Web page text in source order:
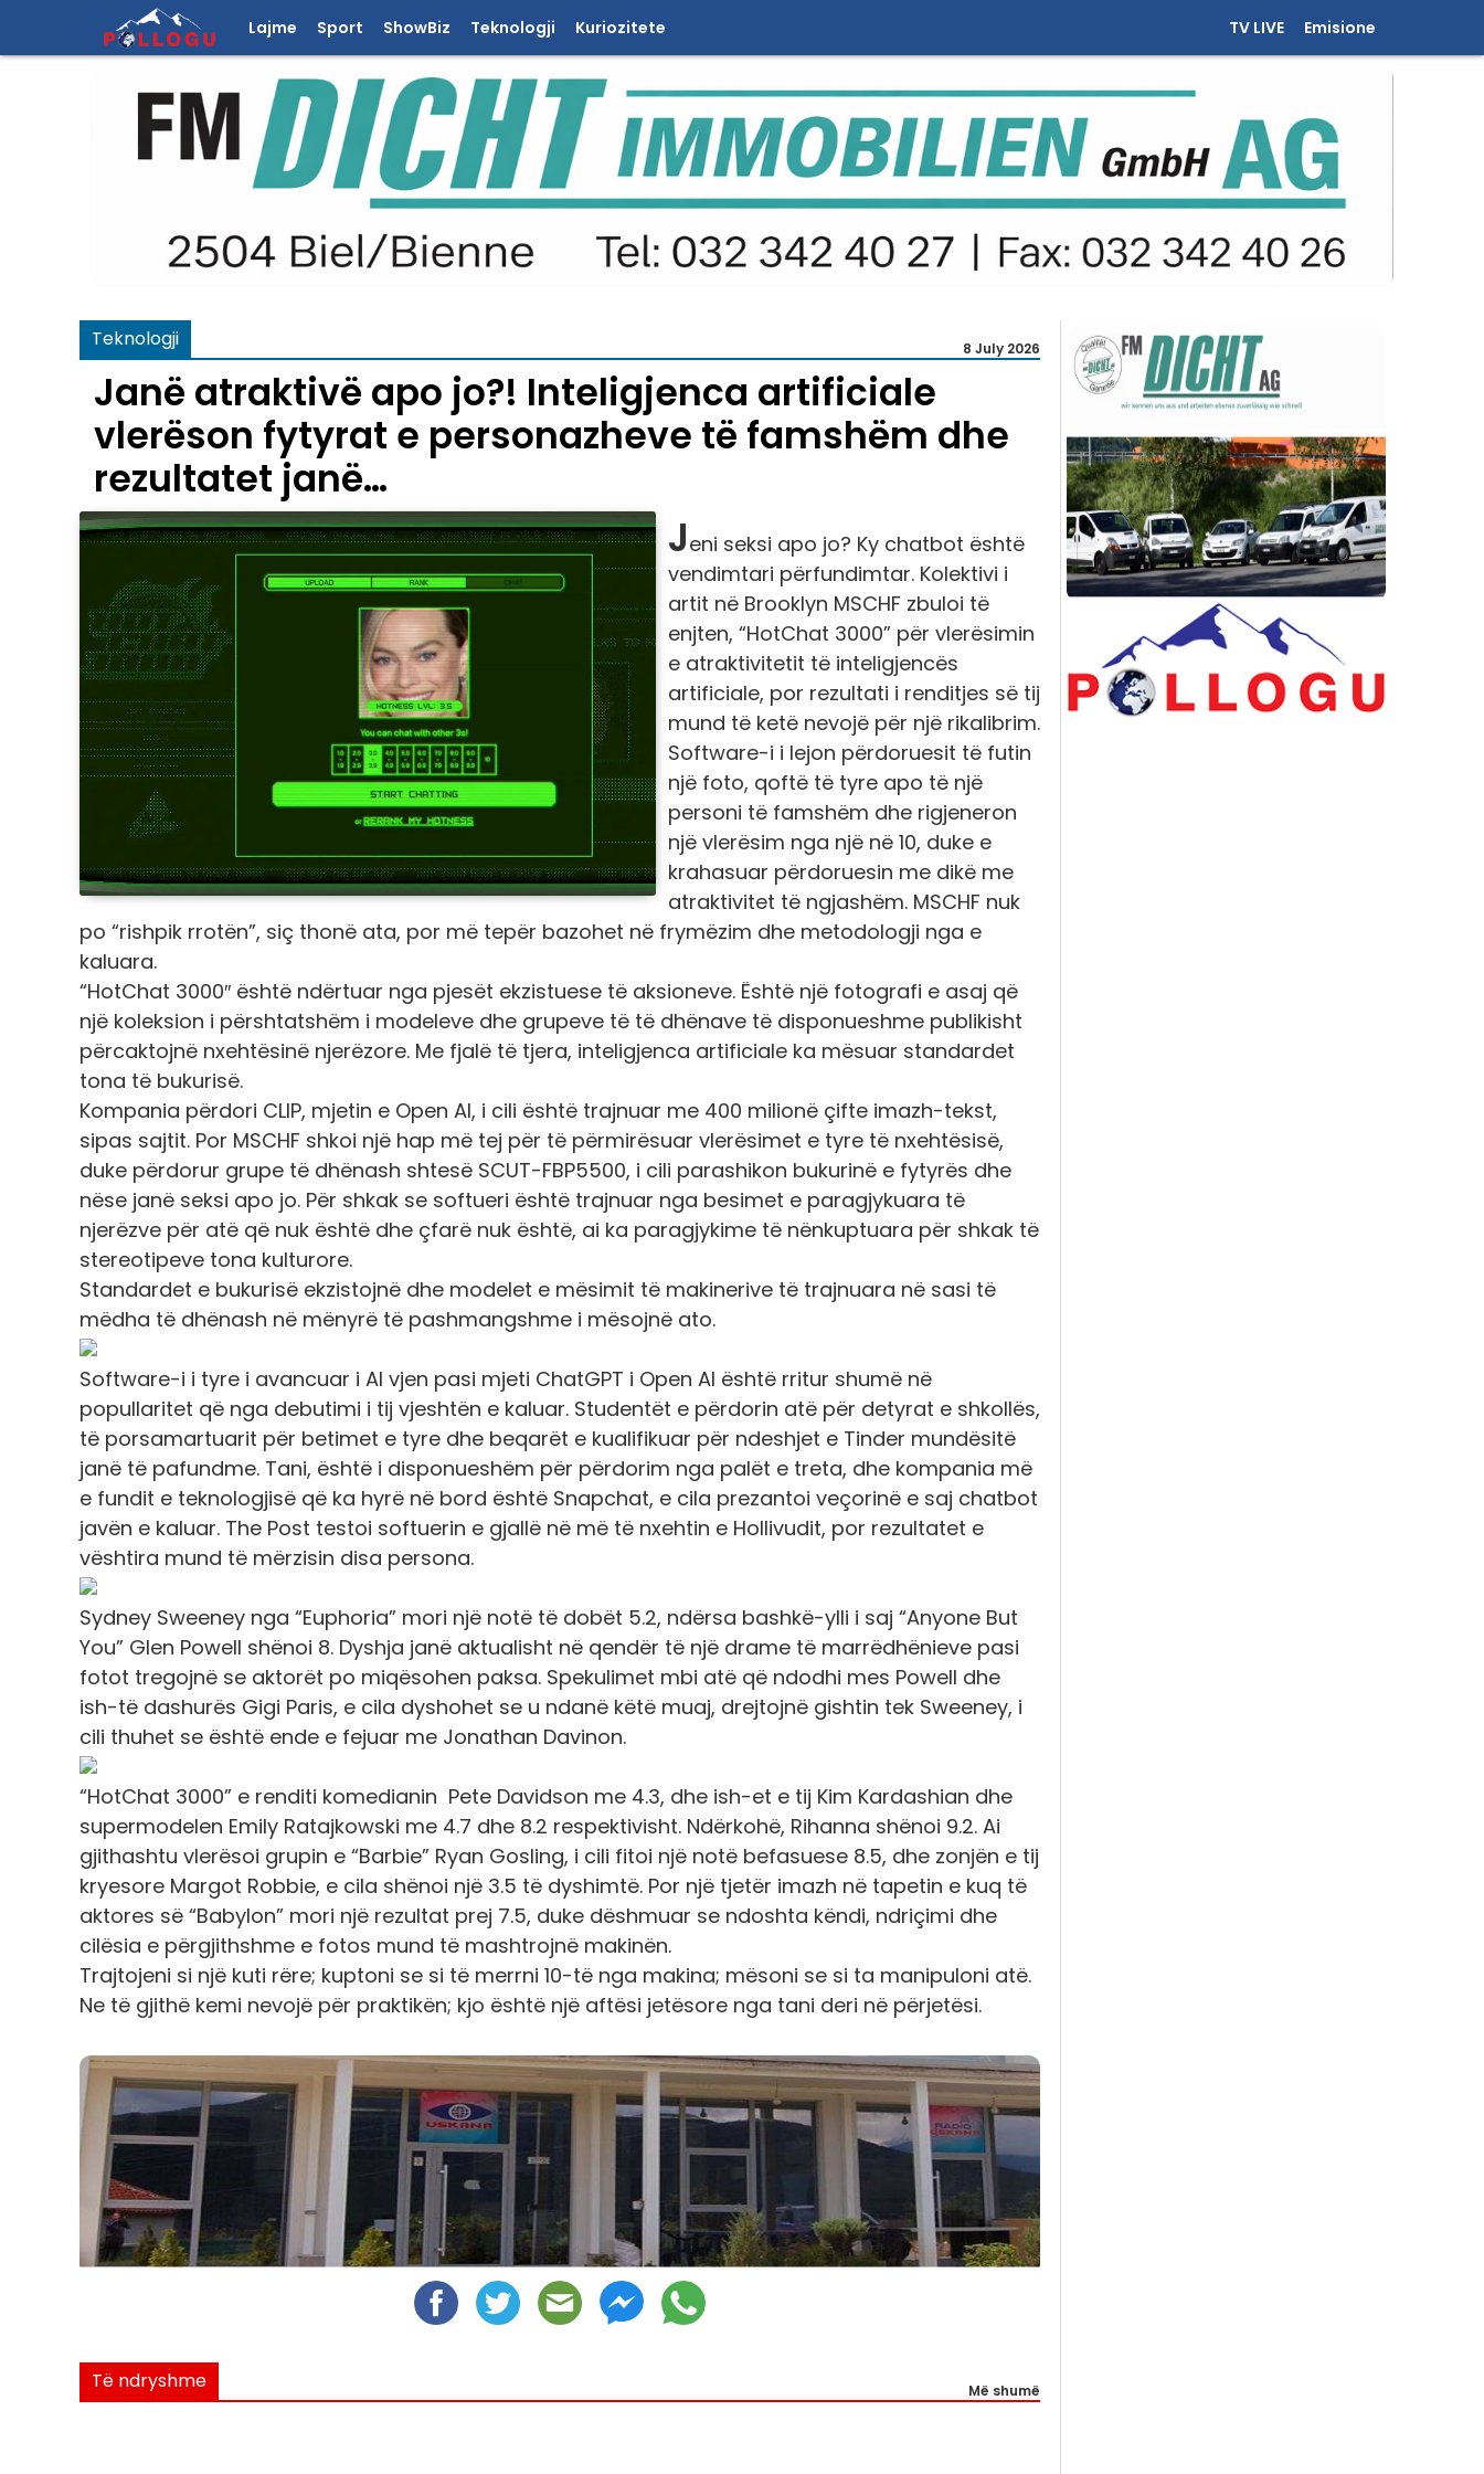
Lajme Sport ShowBiz Teknologji Kuriozitete TV LIVE Emisione
Teknologji 8 July 2026
Janë atraktivë apo jo?! Inteligjenca artificiale
vlerëson fytyrat e personazheve të famshëm dhe
rezultatet janë…
Jeni seksi apo jo? Ky chatbot është
vendimtari përfundimtar. Kolektivi i
artit në Brooklyn MSCHF zbuloi të
enjten, “HotChat 3000” për vlerësimin
e atraktivitetit të inteligjencës
artificiale, por rezultati i renditjes së tij
mund të ketë nevojë për një rikalibrim.
Software-i i lejon përdoruesit të futin
një foto, qoftë të tyre apo të një
personi të famshëm dhe rigjeneron
një vlerësim nga një në 10, duke e
krahasuar përdoruesin me dikë me
atraktivitet të ngjashëm. MSCHF nuk
po “rishpik rrotën”, siç thonë ata, por më tepër bazohet në frymëzim dhe metodologji nga e
kaluara.
“HotChat 3000″ është ndërtuar nga pjesët ekzistuese të aksioneve. Është një fotografi e asaj që
një koleksion i përshtatshëm i modeleve dhe grupeve të të dhënave të disponueshme publikisht
përcaktojnë nxehtësinë njerëzore. Me fjalë të tjera, inteligjenca artificiale ka mësuar standardet
tona të bukurisë.
Kompania përdori CLIP, mjetin e Open AI, i cili është trajnuar me 400 milionë çifte imazh-tekst,
sipas sajtit. Por MSCHF shkoi një hap më tej për të përmirësuar vlerësimet e tyre të nxehtësisë,
duke përdorur grupe të dhënash shtesë SCUT-FBP5500, i cili parashikon bukurinë e fytyrës dhe
nëse janë seksi apo jo. Për shkak se softueri është trajnuar nga besimet e paragjykuara të
njerëzve për atë që nuk është dhe çfarë nuk është, ai ka paragjykime të nënkuptuara për shkak të
stereotipeve tona kulturore.
Standardet e bukurisë ekzistojnë dhe modelet e mësimit të makinerive të trajnuara në sasi të
mëdha të dhënash në mënyrë të pashmangshme i mësojnë ato.
Software-i i tyre i avancuar i AI vjen pasi mjeti ChatGPT i Open AI është rritur shumë në
popullaritet që nga debutimi i tij vjeshtën e kaluar. Studentët e përdorin atë për detyrat e shkollës,
të porsamartuarit për betimet e tyre dhe beqarët e kualifikuar për ndeshjet e Tinder mundësitë
janë të pafundme. Tani, është i disponueshëm për përdorim nga palët e treta, dhe kompania më
e fundit e teknologjisë që ka hyrë në bord është Snapchat, e cila prezantoi veçorinë e saj chatbot
javën e kaluar. The Post testoi softuerin e gjallë në më të nxehtin e Hollivudit, por rezultatet e
vështira mund të mërzisin disa persona.
Sydney Sweeney nga “Euphoria” mori një notë të dobët 5.2, ndërsa bashkë-ylli i saj “Anyone But
You” Glen Powell shënoi 8. Dyshja janë aktualisht në qendër të një drame të marrëdhënieve pasi
fotot tregojnë se aktorët po miqësohen paksa. Spekulimet mbi atë që ndodhi mes Powell dhe
ish-të dashurës Gigi Paris, e cila dyshohet se u ndanë këtë muaj, drejtojnë gishtin tek Sweeney, i
cili thuhet se është ende e fejuar me Jonathan Davinon.
“HotChat 3000” e renditi komedianin Pete Davidson me 4.3, dhe ish-et e tij Kim Kardashian dhe
supermodelen Emily Ratajkowski me 4.7 dhe 8.2 respektivisht. Ndërkohë, Rihanna shënoi 9.2. Ai
gjithashtu vlerësoi grupin e “Barbie” Ryan Gosling, i cili fitoi një notë befasuese 8.5, dhe zonjën e tij
kryesore Margot Robbie, e cila shënoi një 3.5 të dyshimtë. Por një tjetër imazh në tapetin e kuq të
aktores së “Babylon” mori një rezultat prej 7.5, duke dëshmuar se ndoshta këndi, ndriçimi dhe
cilësia e përgjithshme e fotos mund të mashtrojnë makinën.
Trajtojeni si një kuti rëre; kuptoni se si të merrni 10-të nga makina; mësoni se si ta manipuloni atë.
Ne të gjithë kemi nevojë për praktikën; kjo është një aftësi jetësore nga tani deri në përjetësi.
Të ndryshme Më shumë